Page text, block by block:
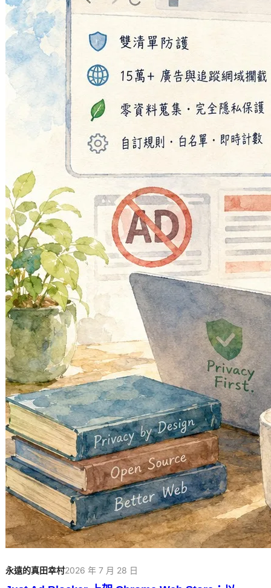
永遠的真田幸村2026 年 7 月 28 日